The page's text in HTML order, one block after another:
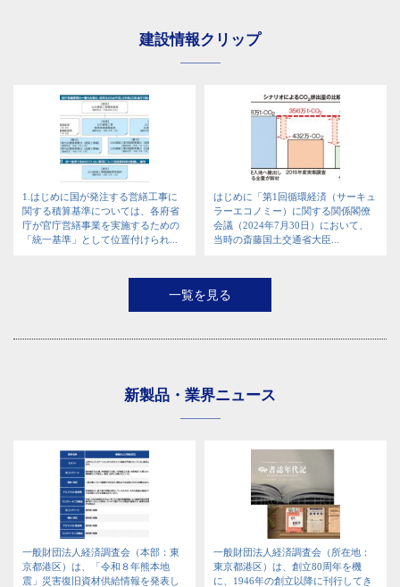
建設情報クリップ
1.はじめに国が発注する営繕工事に
関する積算基準については、各府省
庁が官庁営繕事業を実施するための
「統一基準」として位置付けられ...
はじめに「第1回循環経済（サーキュ
ラーエコノミー）に関する関係閣僚
会議（2024年7月30日）において、
当時の斎藤国土交通省大臣...
一覧を見る
新製品・業界ニュース
一般財団法人経済調査会（本部：東
京都港区）は、「令和８年熊本地
震」災害復旧資材供給情報を発表し
一般財団法人経済調査会（所在地：
東京都港区）は、創立80周年を機
に、1946年の創立以降に刊行してき